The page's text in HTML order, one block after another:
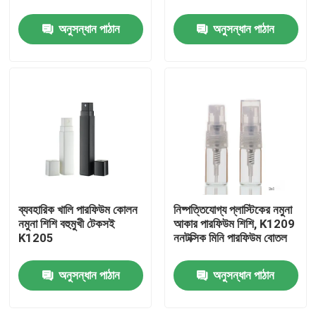
আমাদের সম্বন্ধে
কারখানা ভ্রমণ
মান নিয়ন্ত্রণ
অনুসন্ধান পাঠান অনুসন্ধান পাঠান
ব্যবহারিক খালি পারফিউম কোলন
নমুনা শিশি বহুমুখী টেকসই
K1205
অনুসন্ধান পাঠান
নিষ্পত্তিযোগ্য প্লাস্টিকের নমুনা
আকার পারফিউম শিশি, K1209
ননটক্সিক মিনি পারফিউম বোতল
অনুসন্ধান পাঠান